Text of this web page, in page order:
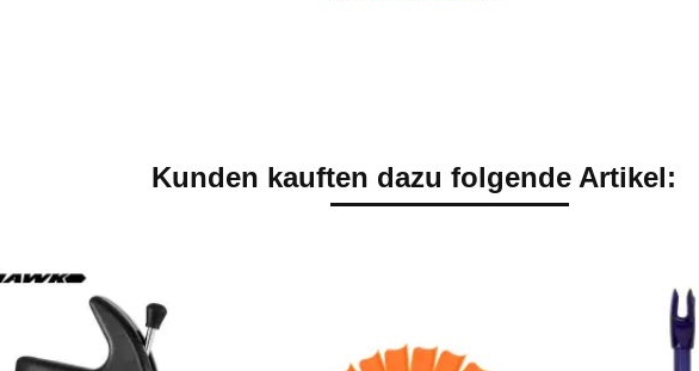
Kunden kauften dazu folgende Artikel: